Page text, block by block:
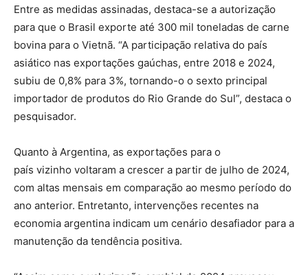
Entre as medidas assinadas, destaca-se a autorização
para que o Brasil exporte até 300 mil toneladas de carne
bovina para o Vietnã. “A participação relativa do país
asiático nas exportações gaúchas, entre 2018 e 2024,
subiu de 0,8% para 3%, tornando-o o sexto principal
importador de produtos do Rio Grande do Sul”, destaca o
pesquisador.
Quanto à Argentina, as exportações para o
país vizinho voltaram a crescer a partir de julho de 2024,
com altas mensais em comparação ao mesmo período do
ano anterior. Entretanto, intervenções recentes na
economia argentina indicam um cenário desafiador para a
manutenção da tendência positiva.